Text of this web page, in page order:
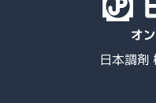
日本調剤